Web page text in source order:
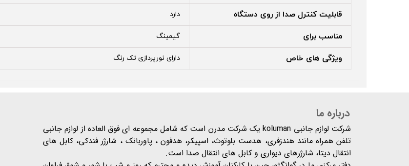
قابلیت کنترل صدا از روی دستگاه دارد
مناسب برای گیمینگ
ویژگی‌ های خاص دارای نورپردازی تک رنگ
درباره ما
شرکت لوازم جانبی koluman یک شرکت مدرن است که شامل مجموعه ای فوق العاده از لوازم جانبی
تلفن همراه مانند هندزفری، هدست بلوتوث، اسپیکر، هدفون ، پاوربانک ، شارژر فندکی، کابل های
انتقال دیتا، شارژرهای دیواری و کابل های انتقال صدا است.